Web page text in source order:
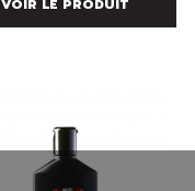
VOIR LE PRODUIT